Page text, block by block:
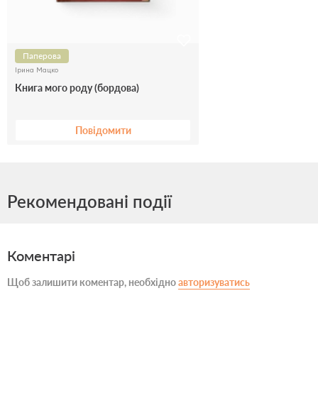
Паперова
Ірина Мацко
Книга мого роду (бордова)
Повідомити
Рекомендовані події
Коментарі
Щоб залишити коментар, необхідноавторизуватись